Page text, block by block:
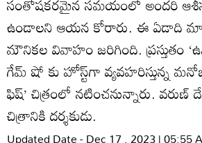
ఉండాలని ఆయన కోరారు. ఈ ఏడాది
మౌనికల వివాహం జరిగింది. ప్రస్తుతం
గేమ్‌ షో కు హోస్ట్‌గా వ్యవహరిస్తున్న
ఫిష్‌’ చిత్రంలో నటించనున్నారు.
చిత్రానికి దర్శకుడు.